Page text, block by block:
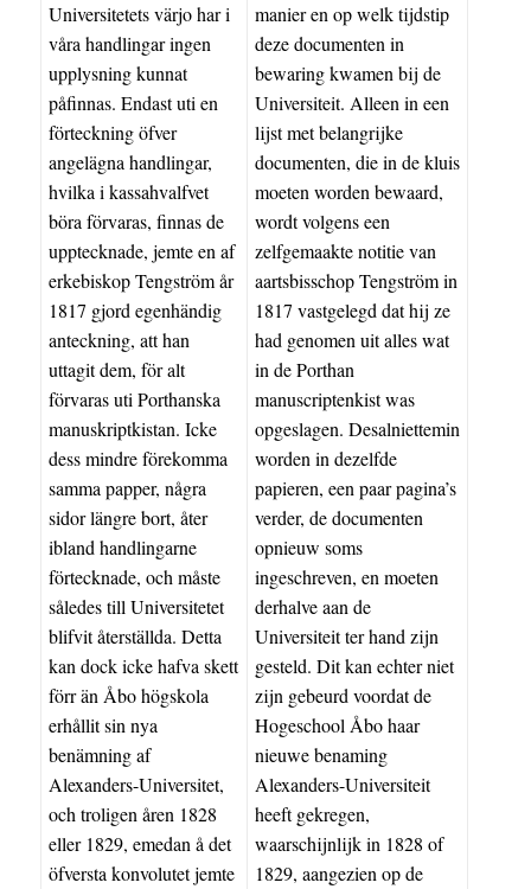
Universitetets värjo har i
våra handlingar ingen
upplysning kunnat
påfinnas. Endast uti en
förteckning öfver
angelägna handlingar,
hvilka i kassahvalfvet
böra förvaras, finnas de
upptecknade, jemte en af
erkebiskop Tengström år
1817 gjord egenhändig
anteckning, att han
uttagit dem, för alt
förvaras uti Porthanska
manuskriptkistan. Icke
dess mindre förekomma
samma papper, några
sidor längre bort, åter
ibland handlingarne
förtecknade, och måste
således till Universitetet
blifvit återställda. Detta
kan dock icke hafva skett
förr än Åbo högskola
erhållit sin nya
benämning af
Alexanders-Universitet,
och troligen åren 1828
eller 1829, emedan å det
öfversta konvolutet jemte
manier en op welk tijdstip
deze documenten in
bewaring kwamen bij de
Universiteit. Alleen in een
lijst met belangrijke
documenten, die in de kluis
moeten worden bewaard,
wordt volgens een
zelfgemaakte notitie van
aartsbisschop Tengström in
1817 vastgelegd dat hij ze
had genomen uit alles wat
in de Porthan
manuscriptenkist was
opgeslagen. Desalniettemin
worden in dezelfde
papieren, een paar pagina’s
verder, de documenten
opnieuw soms
ingeschreven, en moeten
derhalve aan de
Universiteit ter hand zijn
gesteld. Dit kan echter niet
zijn gebeurd voordat de
Hogeschool Åbo haar
nieuwe benaming
Alexanders-Universiteit
heeft gekregen,
waarschijnlijk in 1828 of
1829, aangezien op de